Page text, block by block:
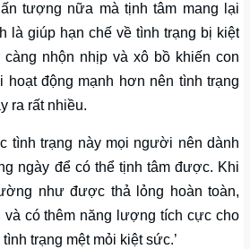
tượng nữa mà tịnh tâm mang lại
là giúp hạn chế về tình trạng bị kiệt
nhộn nhịp và xô bồ khiến con
hoạt động mạnh hơn nên tình trạng
ra rất nhiều.
tình trạng này mọi người nên dành
ngày để có thể tịnh tâm được. Khi
như được thả lỏng hoàn toàn,
có thêm năng lượng tích cực cho
trạng mệt mỏi kiệt sức.’